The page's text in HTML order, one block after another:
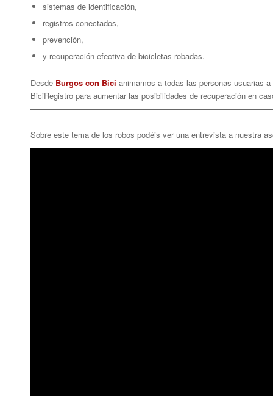
sistemas de identificación,
registros conectados,
prevención,
y recuperación efectiva de bicicletas robadas.
Desde Burgos con Bici animamos a todas las personas usuarias
BiciRegistro para aumentar las posibilidades de recuperación en
Sobre este tema de los robos podéis ver una entrevista a nuestra